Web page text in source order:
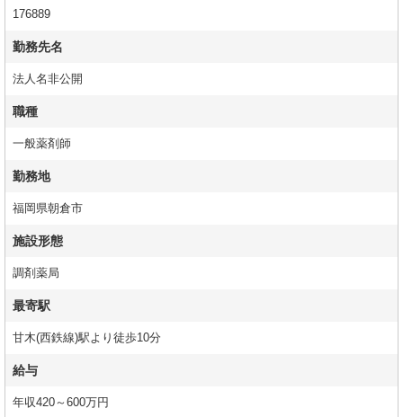
176889
勤務先名
法人名非公開
職種
一般薬剤師
勤務地
福岡県朝倉市
施設形態
調剤薬局
最寄駅
甘木(西鉄線)駅より徒歩10分
給与
年収420～600万円